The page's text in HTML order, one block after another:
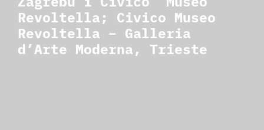
Revoltella; Civico Museo
Revoltella – Galleria
d’Arte Moderna, Trieste